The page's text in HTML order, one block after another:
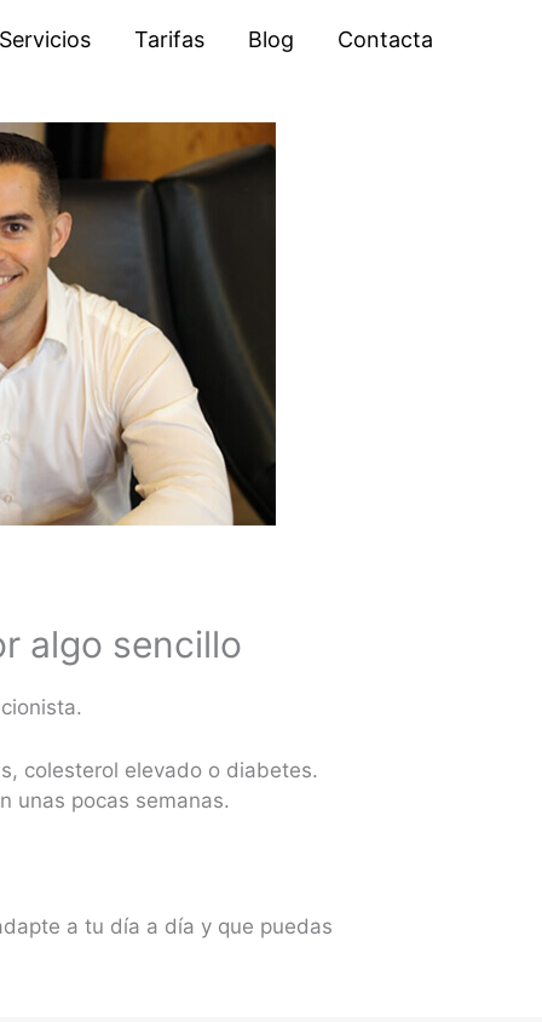
Servicios Tarifas Blog Contacta
algo sencillo
colesterol elevado o diabetes.
unas pocas semanas.
a tu día a día y que puedas